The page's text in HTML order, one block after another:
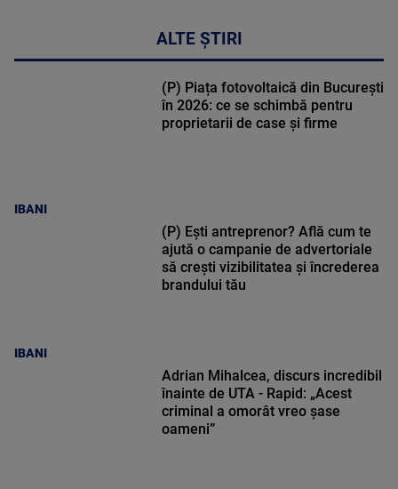
ALTE ȘTIRI
IBANI
(P) Piața fotovoltaică din București
în 2026: ce se schimbă pentru
proprietarii de case și firme
IBANI
(P) Ești antreprenor? Află cum te
ajută o campanie de advertoriale
să crești vizibilitatea și încrederea
brandului tău
Adrian Mihalcea, discurs incredibil
înainte de UTA - Rapid: „Acest
criminal a omorât vreo șase
oameni”